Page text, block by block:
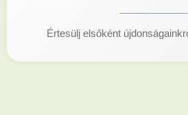
Értesülj elsőként